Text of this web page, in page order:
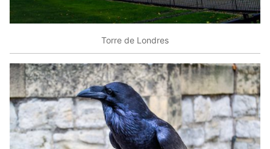
Torre de Londres